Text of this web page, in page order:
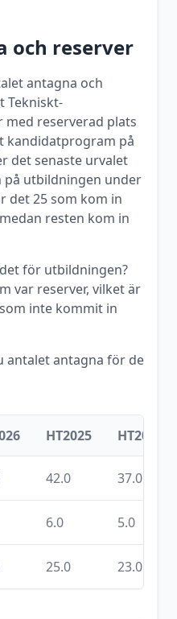
och reserver
antagna och
Tekniskt-
reserverad plats
kandidatprogram på
det senaste urvalet
på utbildningen under
det25som kom in
resten kom in
för utbildningen?
var reserver, vilket är
inte kommit in
antalet antagna för de
HT2025 HT2024
42.0 37.0
6.0 5.0
25.0 23.0